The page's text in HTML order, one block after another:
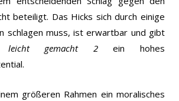
beteiligt. Das Hicks sich durch einige
schlagen muss, ist erwartbar und gibt
leicht gemacht 2ein hohes
größeren Rahmen ein moralisches